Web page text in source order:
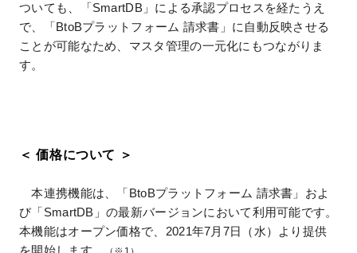
ついても、「SmartDB」による承認プロセスを経たうえ
で、「BtoBプラットフォーム 請求書」に自動反映させる
ことが可能なため、マスタ管理の一元化にもつながりま
す。
＜ 価格について ＞
本連携機能は、「BtoBプラットフォーム 請求書」およ
び「SmartDB」の最新バージョンにおいて利用可能です。
本機能はオープン価格で、2021年7月7日（水）より提供